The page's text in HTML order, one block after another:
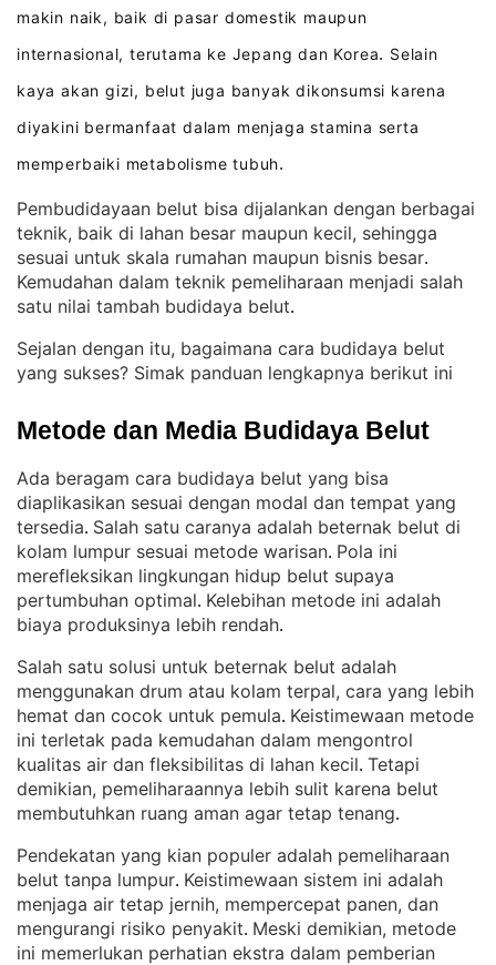
makin naik, baik di pasar domestik maupun
internasional, terutama ke Jepang dan Korea. Selain
kaya akan gizi, belut juga banyak dikonsumsi karena
diyakini bermanfaat dalam menjaga stamina serta
memperbaiki metabolisme tubuh.
Pembudidayaan belut bisa dijalankan dengan berbagai
teknik, baik di lahan besar maupun kecil, sehingga
sesuai untuk skala rumahan maupun bisnis besar
Kemudahan dalam teknik pemeliharaan menjadi salah
satu nilai tambah budidaya belut.
Sejalan dengan itu, bagaimana cara budidaya belut
yang sukses? Simak panduan lengkapnya berikut ini
Metode dan Media Budidaya Belut
Ada beragam cara budidaya belut yang bisa
diaplikasikan sesuai dengan modal dan tempat yang
tersedia. Salah satu caranya adalah beternak belut di
kolam lumpur sesuai metode warisan. Pola ini
merefleksikan lingkungan hidup belut supaya
pertumbuhan optimal. Kelebihan metode ini adalah
biaya produksinya lebih rendah.
Salah satu solusi untuk beternak belut adalah
menggunakan drum atau kolam terpal, cara yang lebih
hemat dan cocok untuk pemula. Keistimewaan metode
ini terletak pada kemudahan dalam mengontrol
kualitas air dan fleksibilitas di lahan kecil. Tetapi
demikian, pemeliharaannya lebih sulit karena belut
membutuhkan ruang aman agar tetap tenang.
Pendekatan yang kian populer adalah pemeliharaan
belut tanpa lumpur. Keistimewaan sistem ini adalah
menjaga air tetap jernih, mempercepat panen, dan
mengurangi risiko penyakit. Meski demikian, metode
ini memerlukan perhatian ekstra dalam pemberian